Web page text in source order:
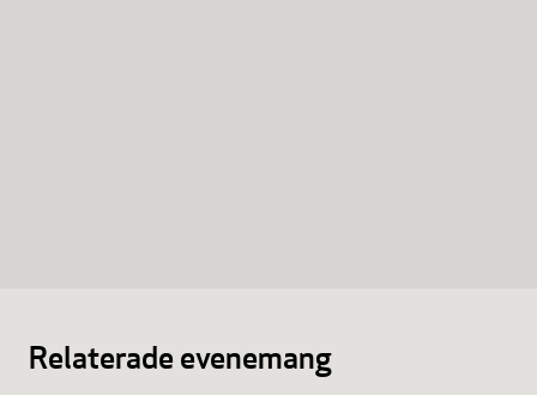
Relaterade evenemang